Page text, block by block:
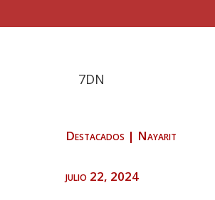
7DN
Destacados | Nayarit
julio 22, 2024